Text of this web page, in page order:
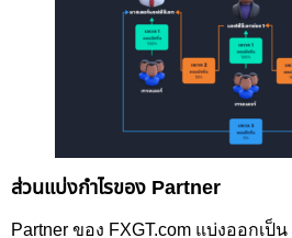
ส่วนแบ่งกำไรของ Partner
Partner ของ FXGT.com แบ่งออกเป็